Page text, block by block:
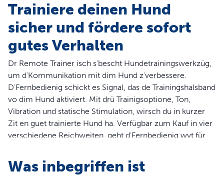
Trainiere deinen Hund
sicher und fördere sofort
gutes Verhalten
Dr Remote Trainer isch s'bescht Hundetrainingswerkzüg,
um d'Kommunikation mit dim Hund z'verbessere.
D'Fernbedienig schickt es Signal, das de Trainingshalsband
vo dim Hund aktiviert. Mit drü Trainigsoptione, Ton,
Vibration und statische Stimulation, wirsch du in kurzer
Zit en guet trainierte Hund ha. Verfügbar zum Kauf in vier
verschiedene Reichweiten, geht d'Fernbedienig wyt für
Dr PetSafe® Lite Ferntrainer isch speziell für Hünd mit
Was inbegriffen ist